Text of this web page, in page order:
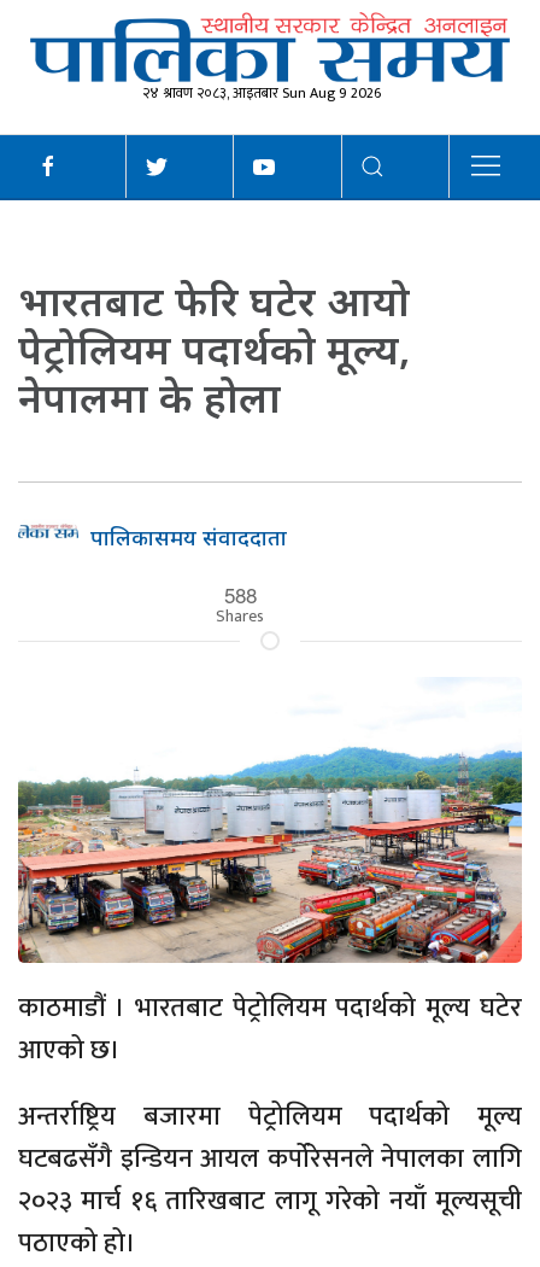
२४ श्रावण २०८३, आइतबार Sun Aug 9 2026
भारतबाट फेरि घटेर आयो
पेट्रोलियम पदार्थको मूल्य,
नेपालमा के होला
पालिकासमय संवाददाता
588
Shares
काठमाडौं । भारतबाट पेट्रोलियम पदार्थको मूल्य घटेर
आएको छ।
अन्तर्राष्ट्रिय बजारमा पेट्रोलियम पदार्थको मूल्य
घटबढसँगै इन्डियन आयल कर्पोरेसनले नेपालका लागि
२०२३ मार्च १६ तारिखबाट लागू गरेको नयाँ मूल्यसूची
पठाएको हो।